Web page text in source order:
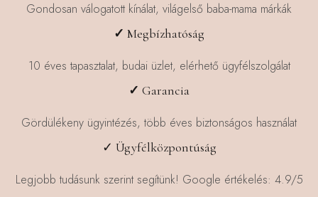
Gondosan válogatott kínálat, világelső baba-mama márkák
✓ Megbízhatóság
10 éves tapasztalat, budai üzlet, elérhető ügyfélszolgálat
✓ Garancia
Gördülékeny ügyintézés, több éves biztonságos használat
✓ Ügyfélközpontúság
Legjobb tudásunk szerint segítünk! Google értékelés: 4.9/5